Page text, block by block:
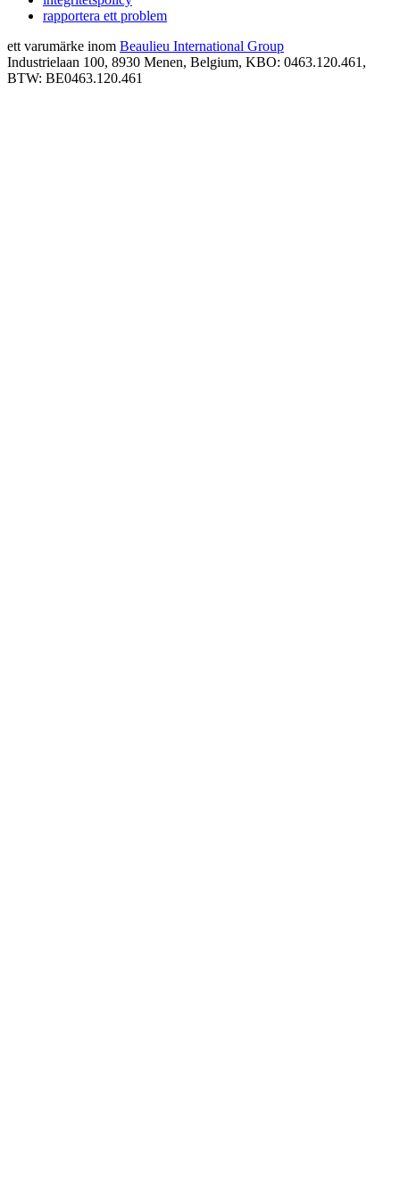
rapportera ett problem
ett varumärke inom Beaulieu International Group
Industrielaan 100, 8930 Menen, Belgium, KBO: 0463.120.461,
BTW: BE0463.120.461